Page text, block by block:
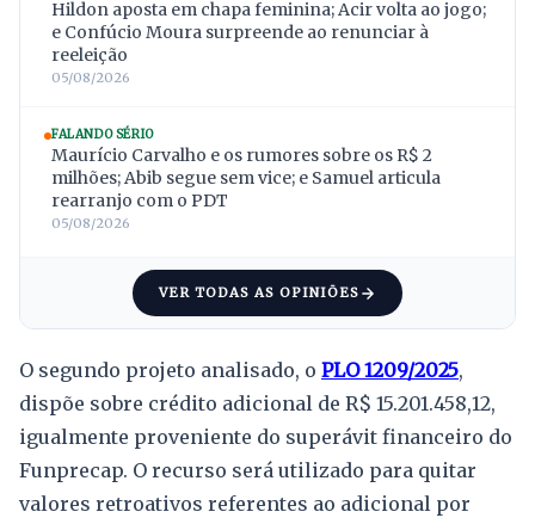
Hildon aposta em chapa feminina; Acir volta ao jogo;
e Confúcio Moura surpreende ao renunciar à
reeleição
05/08/2026
FALANDO SÉRIO
Maurício Carvalho e os rumores sobre os R$ 2
milhões; Abib segue sem vice; e Samuel articula
rearranjo com o PDT
05/08/2026
VER TODAS AS OPINIÕES
O segundo projeto analisado, o PLO 1209/2025,
dispõe sobre crédito adicional de R$ 15.201.458,12,
igualmente proveniente do superávit financeiro do
Funprecap. O recurso será utilizado para quitar
valores retroativos referentes ao adicional por